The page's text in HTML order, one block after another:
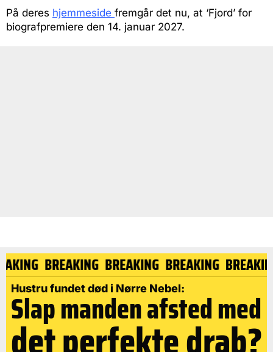
På deres hjemmeside fremgår det nu, at ‘Fjord’ for
biografpremiere den 14. januar 2027.
BREAKING BREAKING BREAKING
Hustru fundet død i Nørre Nebel:
Slap manden afsted med